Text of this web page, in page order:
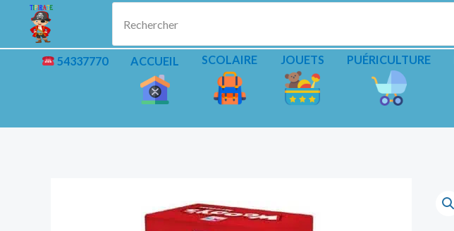
contenu
54337770 ACCUEIL SCOLAIRE JOUETS PUÉRICULTURE